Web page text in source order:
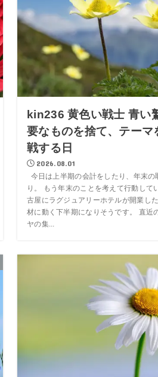
kin236 黄色い戦士 青い
要なものを捨て、テーマ
戦する日
2026.08.01
今日は上半期の会計をしたり、年末の
り。 もう年末のことを考えて行動して
古屋にラグジュアリーホテルが開業し
材に動く下半期になりそうです。 直近
ヤの集...